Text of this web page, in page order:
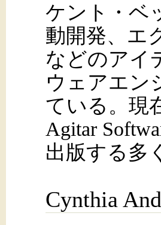
ケント・ベ
動開発、エ
などのアイ
ウェアエン
ている。現
Agitar
出版する多
Cynthia